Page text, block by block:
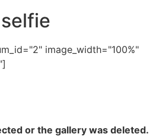
image_width="100%"
or the gallery was deleted.